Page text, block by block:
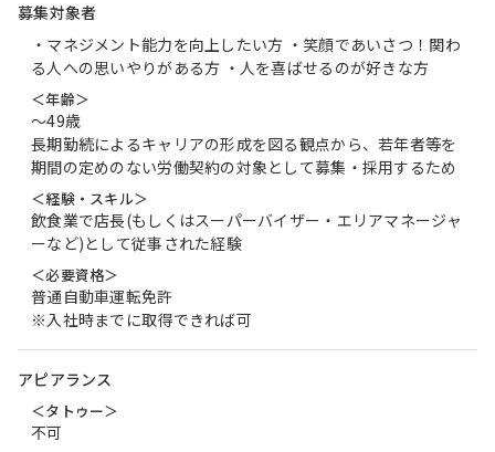
募集対象者
・マネジメント能力を向上したい方 ・笑顔であいさつ！関わ
る人への思いやりがある方 ・人を喜ばせるのが好きな方
＜年齢＞
〜49歳
長期勤続によるキャリアの形成を図る観点から、若年者等を
期間の定めのない労働契約の対象として募集・採用するため
＜経験・スキル＞
飲食業で店長(もしくはスーパーバイザー・エリアマネージャ
ーなど)として従事された経験
＜必要資格＞
普通自動車運転免許
※入社時までに取得できれば可
アピアランス
＜タトゥー＞
不可